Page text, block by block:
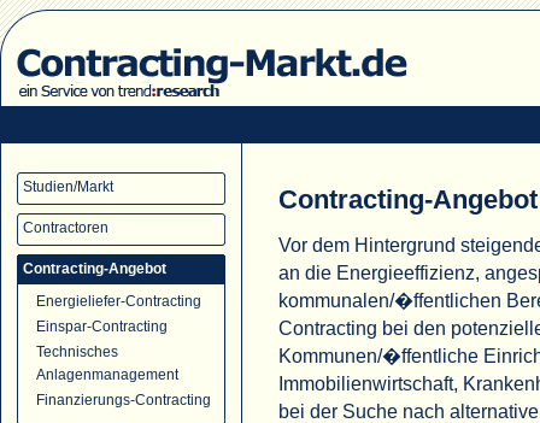
Studien/Markt
Contractoren
Contracting-Angebot
Energieliefer-Contracting
Einspar-Contracting
Technisches
Anlagenmanagement
Finanzierungs-Contracting
Contracting-Angebot
Vor dem Hintergrund
an die Energieeffizienz,
kommunalen/�ffentlichen
Contracting bei den
Kommunen/�ffentliche
Immobilienwirtschaft,
bei der Suche nach